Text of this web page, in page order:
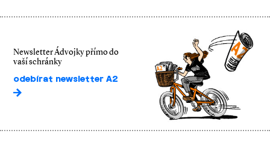
Newsletter Ádvojky přímo do
vaší schránky
odebírat newsletter A2